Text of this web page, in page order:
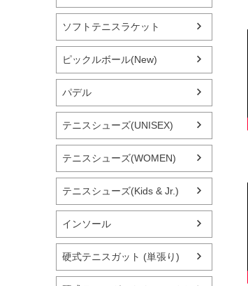
ソフトテニスラケット
ピックルボール(New)
パデル
テニスシューズ(UNISEX)
テニスシューズ(WOMEN)
テニスシューズ(Kids & Jr.)
インソール
硬式テニスガット (単張り)